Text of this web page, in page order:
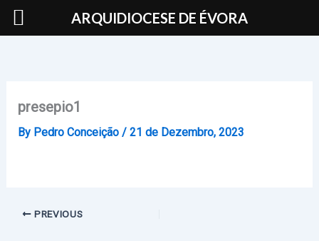
Skip
presepio1
By Pedro Conceição / 21 de Dezembro, 2023
PREVIOUS
ARQUIDIOCESE DE ÉVORA